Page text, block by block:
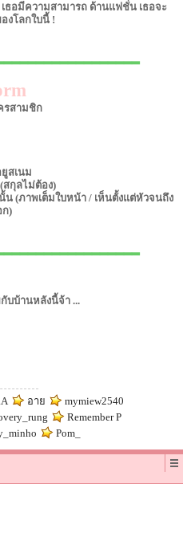
ธอมีความสามารถ ด้านแฟชั่น เธอจะ
งโลกใบนี้ !
รสามชิก
สเนม
กุลไม่ต้อง)
(ภาพเต็มใบหน้า / เห็นตั้งแต่หัวจนถึง
ก)
บบ้านหลังนี้จ้า ...
อาย
mymiew2540
Remember P
Pom_